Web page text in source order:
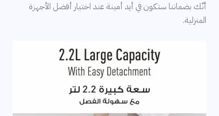
أنّك بضماننا ستكون في أيد أمينة عند اختيار أفضل الأجهزة
المنزلية.